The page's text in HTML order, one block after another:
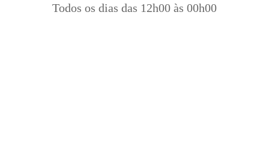
Todos os dias das 12h00 às 00h00